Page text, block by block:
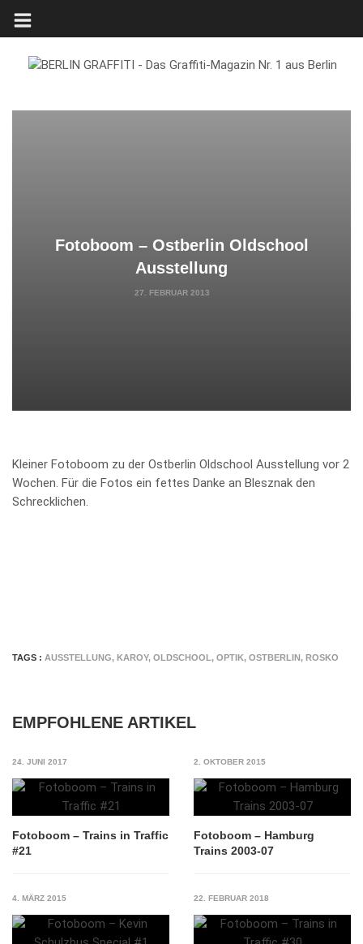
Fotoboom – Ostberlin Oldschool
Ausstellung
27. FEBRUAR 2013
Kleiner Fotoboom zu der Ostberlin Oldschool Ausstellung vor 2
Wochen. Für die Fotos ein fettes Danke an Blesznak den
Schrecklichen.
TAGS : AUSSTELLUNG, KAROY, OLDSCHOOL , OPTIK, OSTBERLIN, ROSKO
EMPFOHLENE ARTIKEL
24. JUNI 2017
Fotoboom – Trains in Traffic
#21
2. OKTOBER 2015
Fotoboom – Hamburg
Trains 2003-07
4. MÄRZ 2015 22. FEBRUAR 2018